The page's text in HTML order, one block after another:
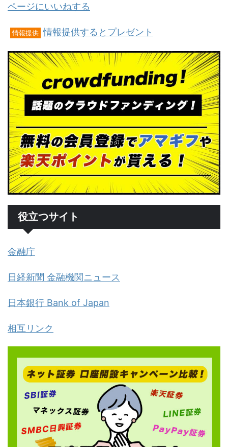
ページにいいねする
情報提供 情報提供するとプレゼント
役立つサイト
金融庁
日経新聞 金融機関ニュース
日本銀行 Bank of Japan
相互リンク